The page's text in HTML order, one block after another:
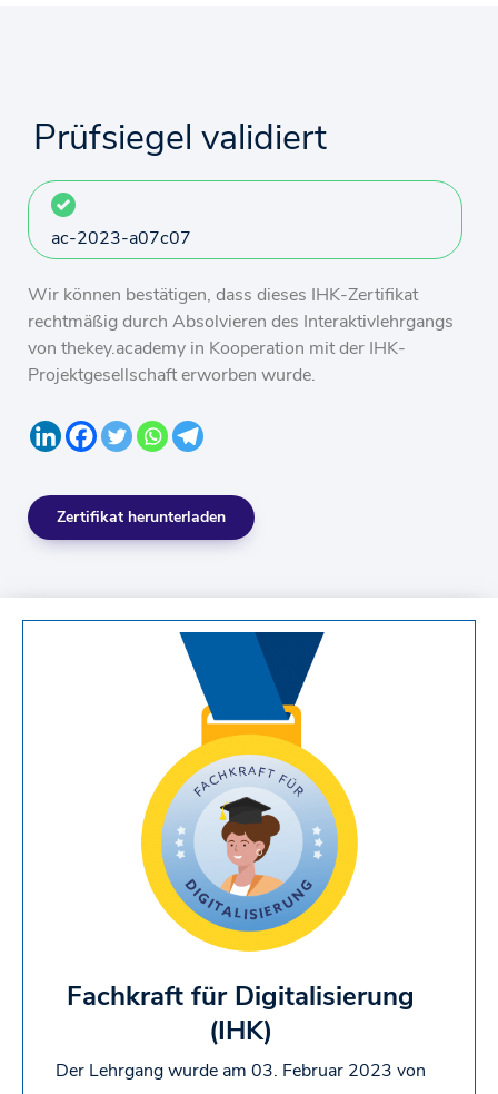
Prüfsiegel validiert
ac-2023-a07c07
Wir können bestätigen, dass dieses IHK-Zertifikat
rechtmäßig durch Absolvieren des Interaktivlehrgangs
von thekey.academy in Kooperation mit der IHK-
Projektgesellschaft erworben wurde.
Zertifikat herunterladen
Fachkraft für Digitalisierung
(IHK)
Der Lehrgang wurde am 03. Februar 2023 von